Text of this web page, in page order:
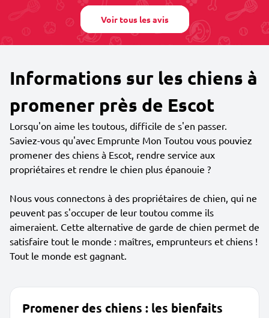
Voir tous les avis
Informations sur les chiens à
promener près de Escot
Lorsqu'on aime les toutous, difficile de s'en passer.
Saviez-vous qu'avec Emprunte Mon Toutou vous pouviez
promener des chiens à Escot, rendre service aux
propriétaires et rendre le chien plus épanouie ?
Nous vous connectons à des propriétaires de chien, qui ne
peuvent pas s'occuper de leur toutou comme ils
aimeraient. Cette alternative de garde de chien permet de
satisfaire tout le monde : maîtres, emprunteurs et chiens !
Tout le monde est gagnant.
Promener des chiens : les bienfaits